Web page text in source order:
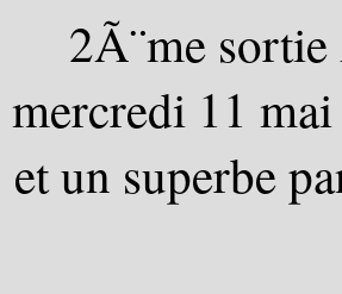
2Ã¨me
mercredi 11
et un superbe